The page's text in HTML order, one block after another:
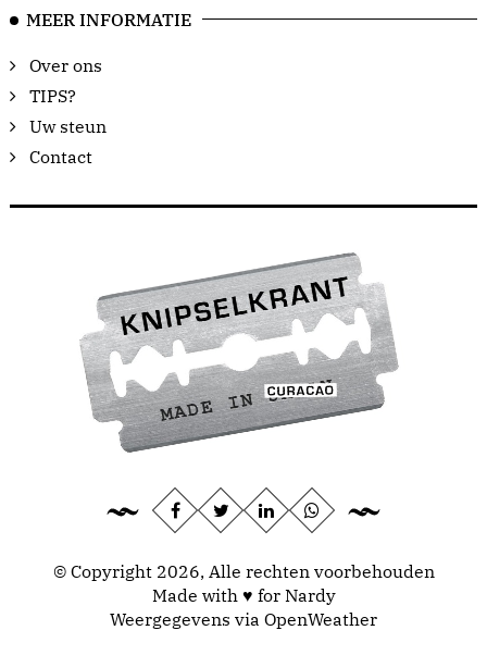
MEER INFORMATIE
Over ons
TIPS?
Uw steun
Contact
© Copyright 2026, Alle rechten voorbehouden
Made with ♥ for Nardy
Weergegevens via OpenWeather